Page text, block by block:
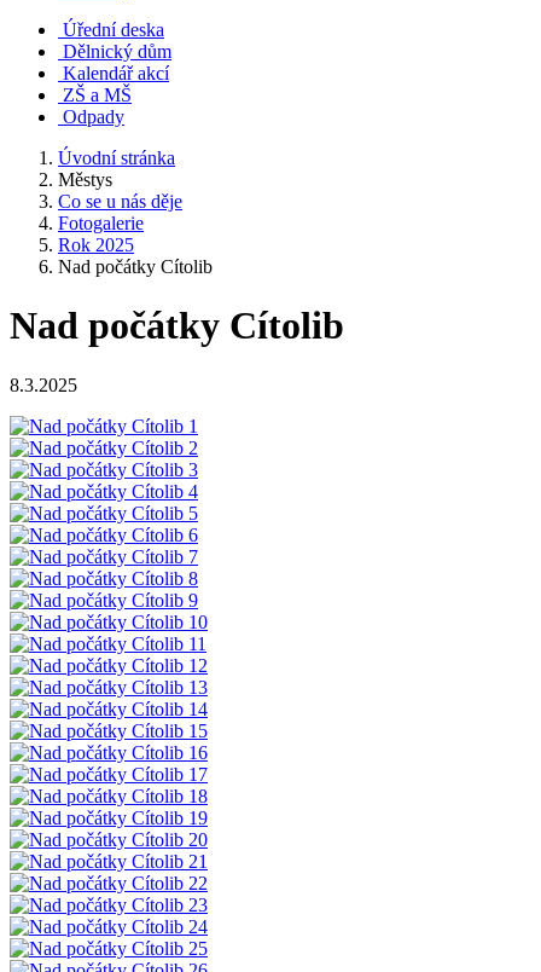
Úřední deska
Dělnický dům
Kalendář akcí
ZŠ a MŠ
Odpady
Úvodní stránka
Městys
Co se u nás děje
Fotogalerie
Rok 2025
Nad počátky Cítolib
Nad počátky Cítolib
8.3.2025